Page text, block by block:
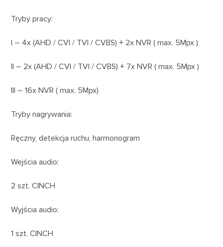
Tryby pracy:
I – 4x (AHD / CVI / TVI / CVBS) + 2x NVR ( max. 5Mpx )
II – 2x (AHD / CVI / TVI / CVBS) + 7x NVR ( max. 5Mpx )
III – 16x NVR ( max. 5Mpx)
Tryby nagrywania:
Ręczny, detekcja ruchu, harmonogram
Wejścia audio:
2 szt. CINCH
Wyjścia audio:
1 szt. CINCH